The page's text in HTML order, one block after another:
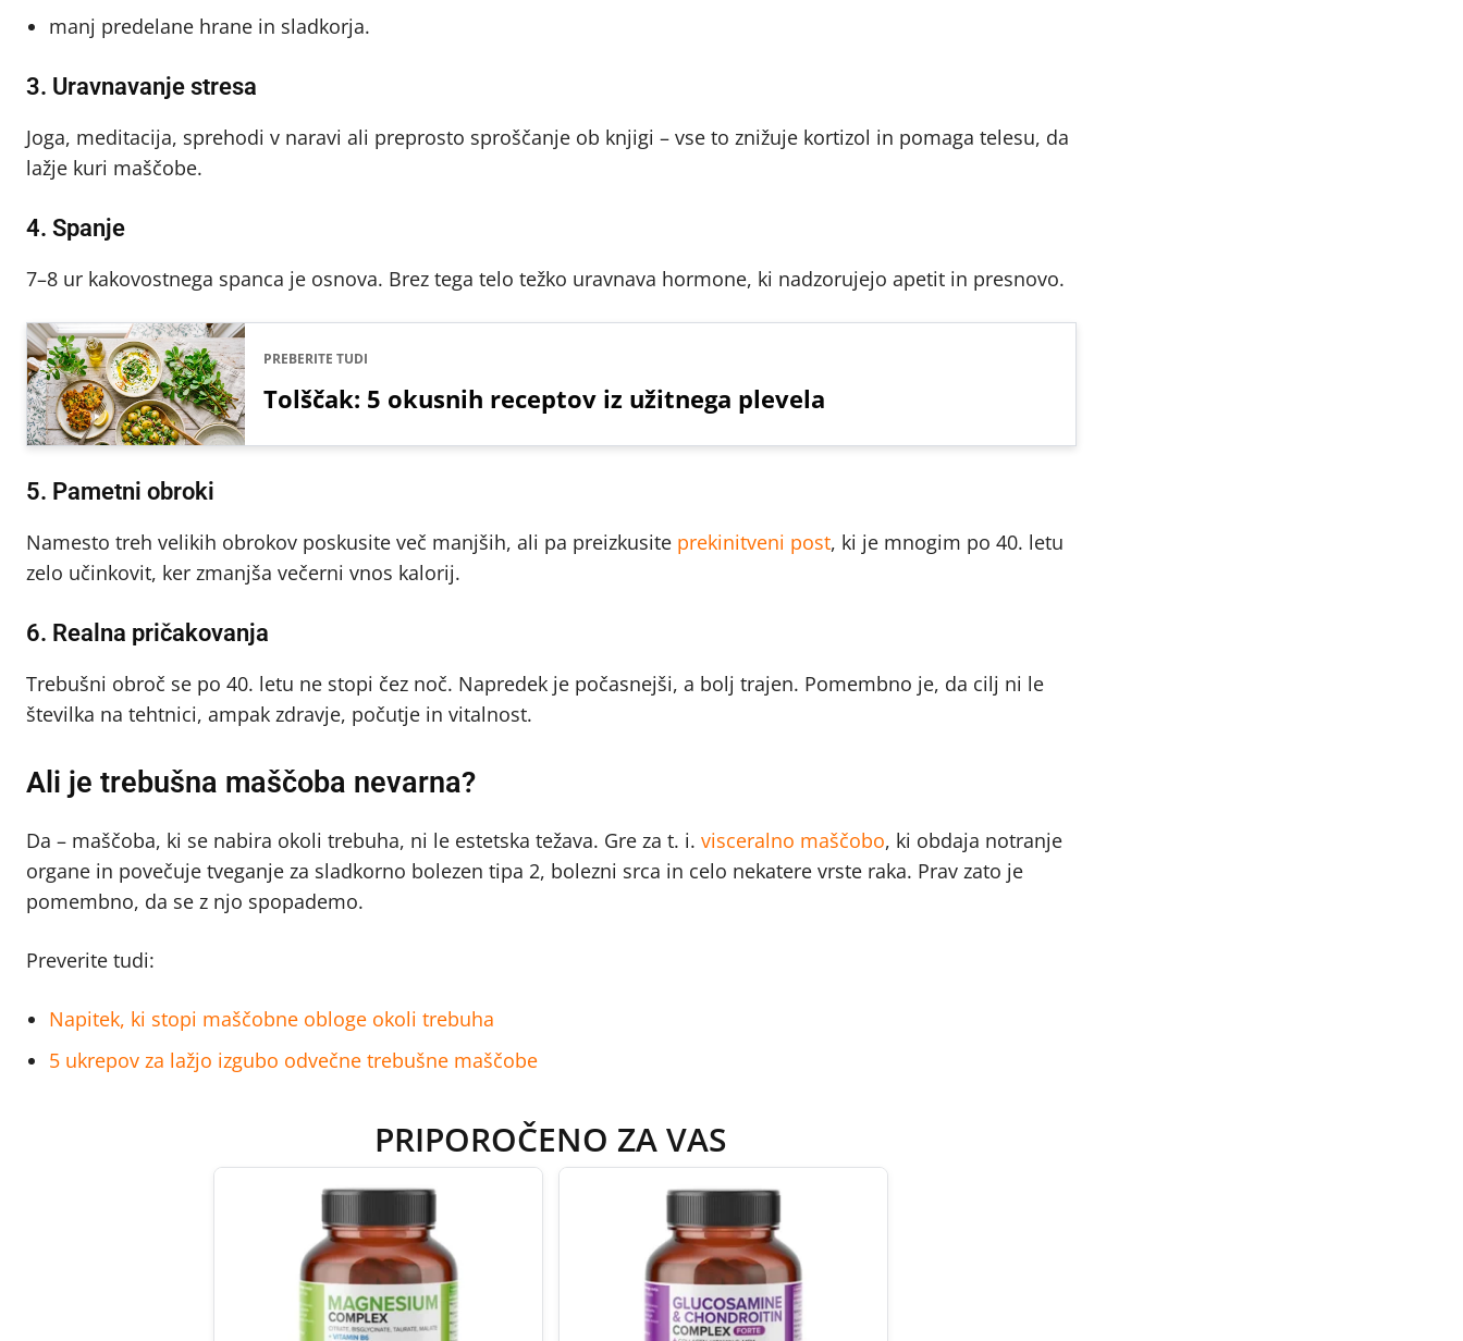
manj predelane hrane in sladkorja.
3. Uravnavanje stresa
Joga, meditacija, sprehodi v naravi ali preprosto sproščanje ob knjigi – vse to znižuje kortizol in pomaga telesu, da
lažje kuri maščobe.
4. Spanje
7–8 ur kakovostnega spanca je osnova. Brez tega telo težko uravnava hormone, ki nadzorujejo apetit in presnovo.
PREBERITE TUDI
Tolščak: 5 okusnih receptov iz užitnega plevela
5. Pametni obroki
Namesto treh velikih obrokov poskusite več manjših, ali pa preizkusite prekinitveni post, ki je mnogim po 40. letu
zelo učinkovit, ker zmanjša večerni vnos kalorij.
6. Realna pričakovanja
Trebušni obroč se po 40. letu ne stopi čez noč. Napredek je počasnejši, a bolj trajen. Pomembno je, da cilj ni le
številka na tehtnici, ampak zdravje, počutje in vitalnost.
Ali je trebušna maščoba nevarna?
Da – maščoba, ki se nabira okoli trebuha, ni le estetska težava. Gre za t. i. visceralno maščobo, ki obdaja notranje
organe in povečuje tveganje za sladkorno bolezen tipa 2, bolezni srca in celo nekatere vrste raka. Prav zato je
pomembno, da se z njo spopademo.
Preverite tudi:
Napitek, ki stopi maščobne obloge okoli trebuha
5 ukrepov za lažjo izgubo odvečne trebušne maščobe
PRIPOROČENO ZA VAS